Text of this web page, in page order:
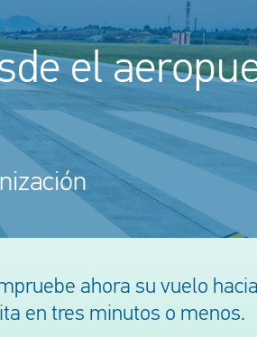
el
ahora su vuelo
en tres minutos o menos.